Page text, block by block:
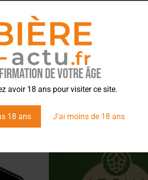
de votre âge
avoir 18 ans pour visiter ce site.
18 ans J'ai moins de 18 ans